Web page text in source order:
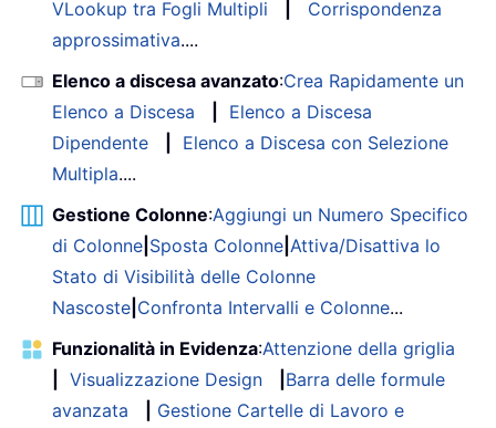
VLookup tra Fogli Multipli
Corrispondenza
approssimativa....
Elenco a discesa avanzato:Crea Rapidamente un
Elenco a Discesa
Elenco a Discesa
Dipendente
Elenco a Discesa con Selezione
Multipla....
Gestione Colonne:Aggiungi un Numero Specifico
di Colonne Sposta Colonne Attiva/Disattiva lo
Stato di Visibilità delle Colonne
Nascoste Confronta Intervalli e Colonne...
Funzionalità in Evidenza:Attenzione della griglia
Visualizzazione Design
Barra delle formule
avanzata
Gestione Cartelle di Lavoro e